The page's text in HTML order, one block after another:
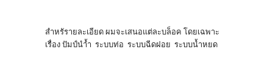
สำหรัรายละเอียด ผมจะเสนอแต่ละบล็อค โดยเฉพาะ
เรื่อง ปัมป์นำ้ำ ระบบท่อ ระบบฉีดฝอย ระบบน้ำหยด